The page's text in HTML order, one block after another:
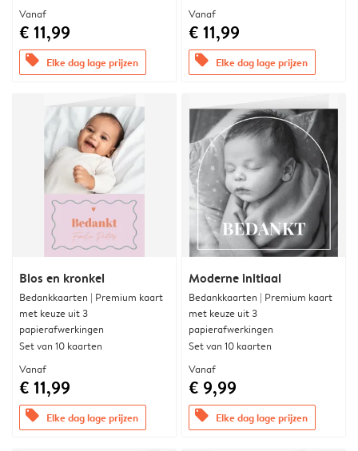
Vanaf
€ 11,99
offers Elke dag lage prijzen
Vanaf
€ 11,99
offers Elke dag lage prijzen
Blos en kronkel
Bedankkaarten | Premium kaart
met keuze uit 3
papierafwerkingen
Set van 10 kaarten
Vanaf
€ 11,99
offers Elke dag lage prijzen
Moderne initiaal
Bedankkaarten | Premium kaart
met keuze uit 3
papierafwerkingen
Set van 10 kaarten
Vanaf
€ 9,99
offers Elke dag lage prijzen